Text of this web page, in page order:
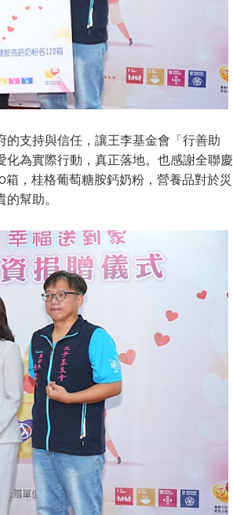
支持與信任，讓王李基金會「行善助
為實際行動，真正落地。也感謝全聯慶
，桂格葡萄糖胺鈣奶粉，營養品對於災
幫助。